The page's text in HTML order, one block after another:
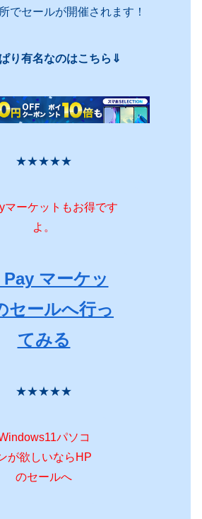
でセールが開催されます！
り有名なのはこちら⇓
★★★★★
マーケットもお得です
よ。
マーケッ
セールへ行っ
てみる
★★★★★
パソコ
が欲しいならHP
のセールへ